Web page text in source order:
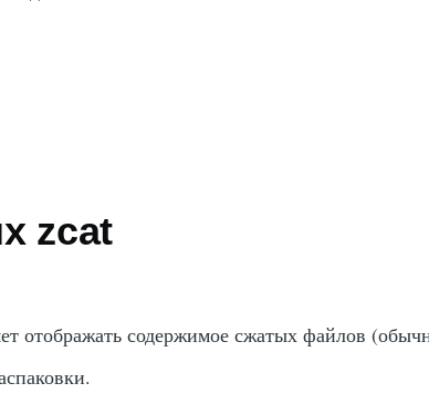
zcat
отображать содержимое сжатых файлов